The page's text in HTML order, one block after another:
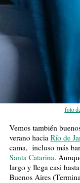
foto
Vemos también
verano hacia Río de
cama, incluso más
Santa Catarina.
largo y llega casi
Buenos Aires